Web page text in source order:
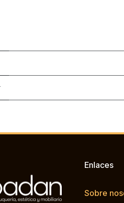
Enlaces
Sobre